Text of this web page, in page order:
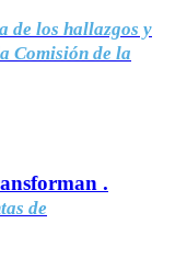
de los hallazgos y
Comisión de la
.
de